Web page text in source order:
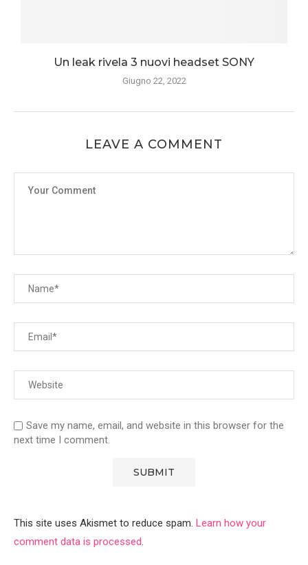
Un leak rivela 3 nuovi headset SONY
Giugno 22, 2022
LEAVE A COMMENT
Save my name, email, and website in this browser for the
next time I comment.
This site uses Akismet to reduce spam. Learn how your
comment data is processed.